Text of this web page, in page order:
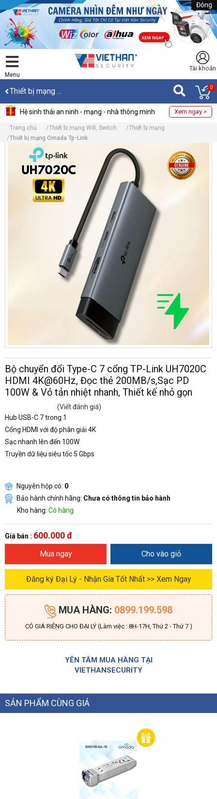
Đóng
Menu
Tài khoản
Thiết bị mạng ... 0
Hệ sinh thái an ninh - mạng - nhà thông minh Xem ngay >
Trang chủ Thiết bị mạng Wifi, Switch
Thiết bị mạng
Thiết bị mạng Omada Tp-Link
Bộ chuyển đổi Type-C 7 cổng TP-Link UH7020C
HDMI 4K@60Hz, Đọc thẻ 200MB/s,Sạc PD
100W & Vỏ tản nhiệt nhanh, Thiết kế nhỏ gọn
(Viết đánh giá)
Hub USB-C 7 trong 1
Cổng HDMI với độ phân giải 4K
Sạc nhanh lên đến 100W
Truyền dữ liệu siêu tốc 5 Gbps
Nguyên hộp có: 0
Bảo hành chính hãng: Chưa có thông tin bảo hành
Kho hàng: Có hàng
Giá bán : 600.000 đ
Mua ngay Cho vào giỏ
Đăng ký Đại Lý - Nhận Gía Tốt Nhất >> Xem Ngay
MUA HÀNG: 0899.199.598
CÓ GIÁ RIÊNG CHO ĐẠI LÝ (Làm việc : 8H-17H, Thứ 2 - Thứ 7 )
YÊN TÂM MUA HÀNG TẠI
VIETHANSECURITY
SẢN PHẨM CÙNG GIÁ